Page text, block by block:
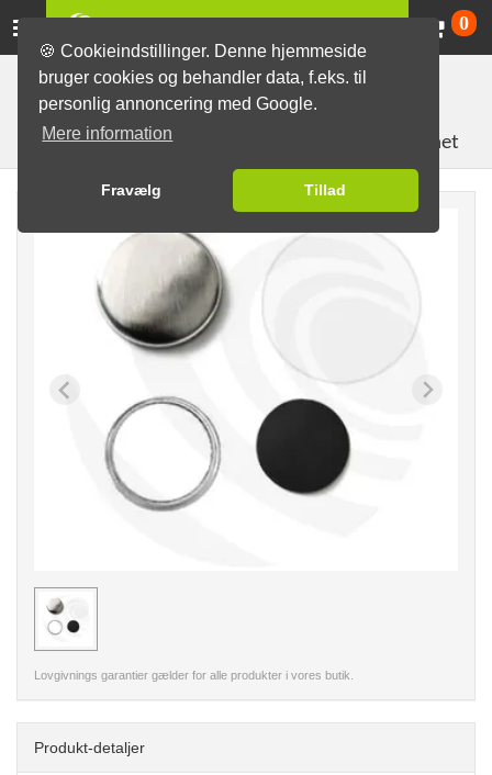
🍪 Cookieindstillinger. Denne hjemmeside
bruger cookies og behandler data, f.eks. til
personlig annoncering med Google.
Mere information
Fravælg Tillad
0
Badgemaskiner med tilbehør
Materialer til fremstilling af
knapper
Badgedele som Sæt 25mm Badgedele
med Flad-magnet
< /picture>
Lovgivnings garantier gælder for alle produkter i vores butik.
Produkt-detaljer